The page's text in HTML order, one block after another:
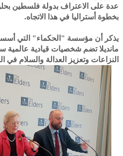
عدة على الاعتراف بدولة فلسطين
بخطوة أستراليا في هذا الاتجاه.
يذكر أن مؤسسة "الحكماء" التي
مانديلا تضم شخصيات قيادية عالمية
النزاعات وتعزيز العدالة والسلام في